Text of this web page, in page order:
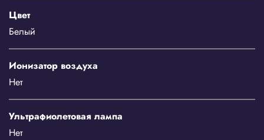
Цвет
Белый
Ионизатор воздуха
Нет
Ультрафиолетовая лампа
Нет